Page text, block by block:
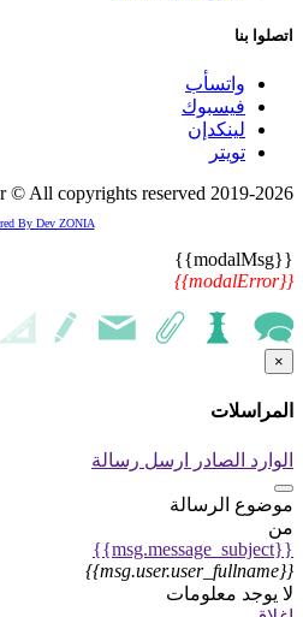
اتصلوا بنا
واتسأب
فيسبوك
لينكدإن
تويتر
2019-2026 Schoolizer © All copyrights reserved
By Dev ZONIA
{{modalMsg}}
{{modalError}}
×
المراسلات
الوارد الصادر ارسل رسالة
موضوع الرسالة
من
{{msg.message_subject}}
{{msg.user.user_fullname}}
لا يوجد معلومات